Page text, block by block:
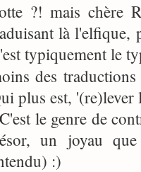
?! mais chère
là l'elfique,
typiquement le
des
plus est, '(re)lever
le genre de
un joyau
:)